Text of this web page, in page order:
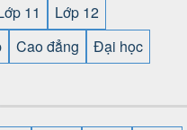
11
Lớp 12
Cao đẳng Đại học